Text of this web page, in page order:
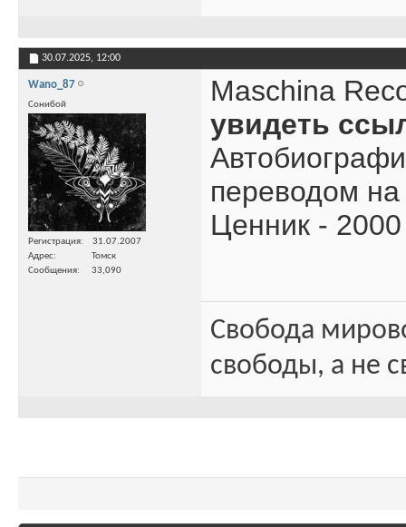
30.07.2025, 12:00
Wano_87
Сонибой
Регистрация
31.07.2007
Адрес
Томск
Сообщения
33,090
Maschina
увидеть
переводом на
Ценник -
Свобода
свободы, а не